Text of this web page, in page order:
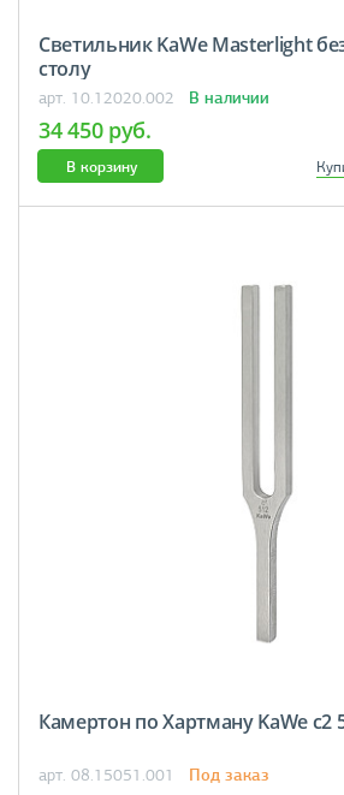
Светильник KaWe Masterlight
столу
арт. 10.12020.002 В наличии
34 450 руб.
В корзину
Камертон по Хартману KaWe c2
арт. 08.15051.001 Под заказ